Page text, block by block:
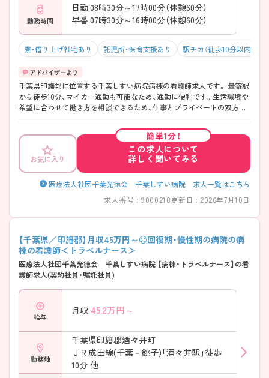
勤務時間
日勤:08時30分～17時00分（休憩60分）
早番:07時30分～16時00分（休憩60分）
寮・借り上げ社宅あり 託児所・保育支援あり 駅チカ（徒歩10分以内）
千葉県印旛郡に位置する千葉しすい病院病棟の看護師求人です。 最寄駅
から徒歩10分、マイカー通勤も可能なため、通勤に便利です。生活環境や
希望に合わせて働き方を相談できるため、仕事とプライベートの双方が
り、他職種との連携も取れる、雰囲気の良い環境です。 ご興味のある方に
は、面接対策ポイントなどさらに詳細をお話いたしますので、お気軽にご
相談ください。
お気に入り
簡単1分！
この求人について
詳しく聞いてみる
医療法人社団千葉光徳会 千葉しすい病院 求人一覧はこちら
求人番号 : 9000218更新日 : 2026年7月10日
【千葉県／印旛郡】月収45万円～◎回復期・慢性期の病院の病
棟の看護師＜トラベルナース＞
医療法人社団千葉光徳会 千葉しすい病院 【病棟・トラベルナース】の看
護師求人(契約社員・嘱託社員)
給与
月収 45.2万円～
勤務地
千葉県印旛郡酒々井町
ＪＲ成田線(千葉－銚子)「酒々井駅」徒歩
10分 他